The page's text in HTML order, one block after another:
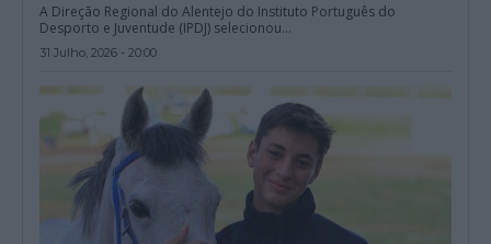
A Direção Regional do Alentejo do Instituto Português do
Desporto e Juventude (IPDJ) selecionou...
31 Julho, 2026 - 20:00